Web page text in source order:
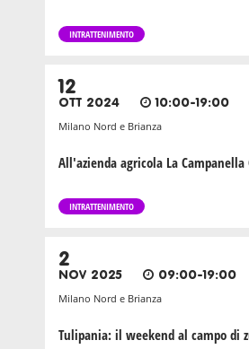
INTRATTENIMENTO
12
OTT 2024 10:00-19:00
Milano Nord e Brianza
All'azienda agricola La Campanella
INTRATTENIMENTO
2
NOV 2025 09:00-19:00
Milano Nord e Brianza
Tulipania: il weekend al campo di